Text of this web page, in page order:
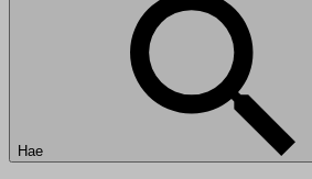
Hae